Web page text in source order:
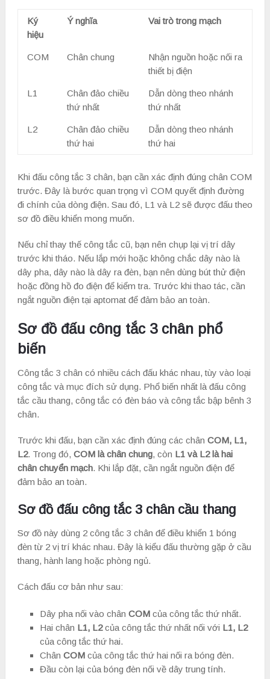
Ký
hiệu
Ý nghĩa Vai trò trong mạch
COM Chân chung
Nhận nguồn hoặc nối ra
thiết bị điện
L1
Chân đảo chiều
thứ nhất
Dẫn dòng theo nhánh
thứ nhất
L2
Chân đảo chiều
thứ hai
Dẫn dòng theo nhánh
thứ hai
Khi đấu công tắc 3 chân, bạn cần xác định đúng chân COM
trước. Đây là bước quan trọng vì COM quyết định đường
đi chính của dòng điện. Sau đó, L1 và L2 sẽ được đấu theo
sơ đồ điều khiển mong muốn.
Nếu chỉ thay thế công tắc cũ, bạn nên chụp lại vị trí dây
trước khi tháo. Nếu lắp mới hoặc không chắc dây nào là
dây pha, dây nào là dây ra đèn, bạn nên dùng bút thử điện
hoặc đồng hồ đo điện để kiểm tra. Trước khi thao tác, cần
ngắt nguồn điện tại aptomat để đảm bảo an toàn.
Sơ đồ đấu công tắc 3 chân phổ
biến
Công tắc 3 chân có nhiều cách đấu khác nhau, tùy vào loại
công tắc và mục đích sử dụng. Phổ biến nhất là đấu công
tắc cầu thang, công tắc có đèn báo và công tắc bập bênh 3
chân.
Trước khi đấu, bạn cần xác định đúng các chân COM, L1,
L2. Trong đó, COM là chân chung, còn L1 và L2 là hai
chân chuyển mạch. Khi lắp đặt, cần ngắt nguồn điện để
đảm bảo an toàn.
Sơ đồ đấu công tắc 3 chân cầu thang
Sơ đồ này dùng 2 công tắc 3 chân để điều khiển 1 bóng
đèn từ 2 vị trí khác nhau. Đây là kiểu đấu thường gặp ở cầu
thang, hành lang hoặc phòng ngủ.
Cách đấu cơ bản như sau:
Dây pha nối vào chânCOM của công tắc thứ nhất.
Hai chân L1, L2của công tắc thứ nhất nối với L1, L2
của công tắc thứ hai.
ChânCOM của công tắc thứ hai nối ra bóng đèn.
Đầu còn lại của bóng đèn nối về dây trung tính.